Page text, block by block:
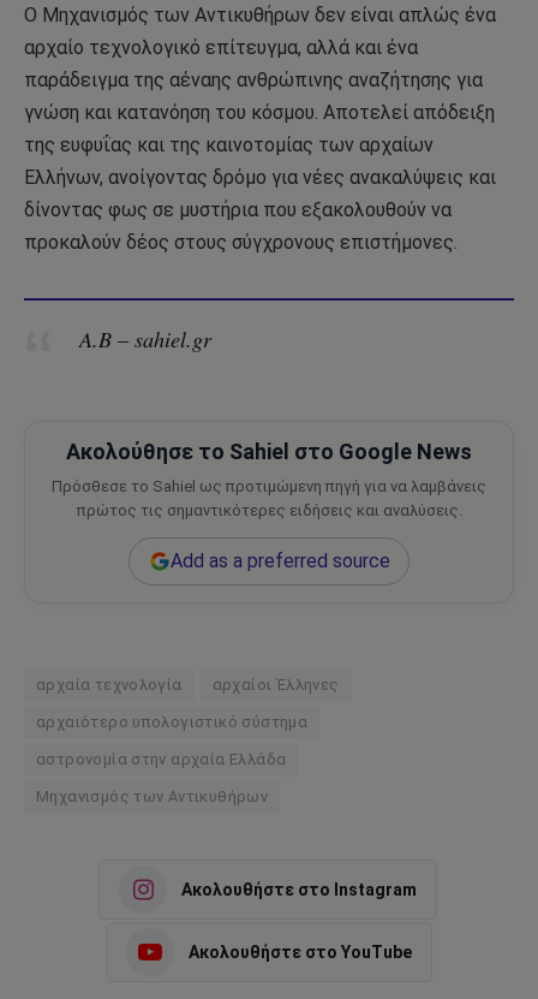
Ο Μηχανισμός των Αντικυθήρων δεν είναι απλώς ένα
αρχαίο τεχνολογικό επίτευγμα, αλλά και ένα
παράδειγμα της αέναης ανθρώπινης αναζήτησης για
γνώση και κατανόηση του κόσμου. Αποτελεί απόδειξη
της ευφυΐας και της καινοτομίας των αρχαίων
Ελλήνων, ανοίγοντας δρόμο για νέες ανακαλύψεις και
δίνοντας φως σε μυστήρια που εξακολουθούν να
προκαλούν δέος στους σύγχρονους επιστήμονες.
Α.Β – sahiel.gr
Ακολούθησε το Sahiel στο Google News
Πρόσθεσε το Sahiel ως προτιμώμενη πηγή για να λαμβάνεις
πρώτος τις σημαντικότερες ειδήσεις και αναλύσεις.
Add as a preferred source
αρχαία τεχνολογία αρχαίοι Έλληνες
αρχαιότερο υπολογιστικό σύστημα
αστρονομία στην αρχαία Ελλάδα
Μηχανισμός των Αντικυθήρων
Ακολουθήστε στο Instagram
Ακολουθήστε στο YouTube